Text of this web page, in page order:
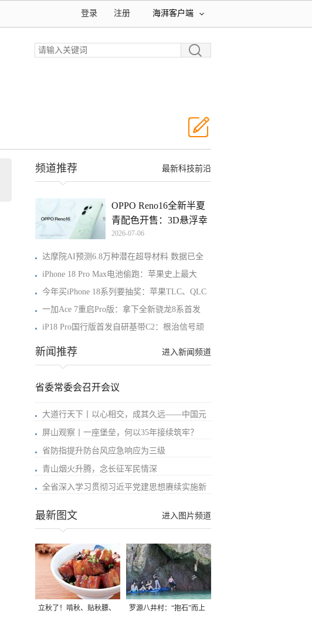
海湃客户端
注册
登录
最新科技前沿
频道推荐
OPPO Reno16全新半夏
青配色开售：3D悬浮幸
运
2026-07-06
达摩院AI预测6.8万种潜在超导材料 数据已全
iPhone 18 Pro Max电池偷跑：苹果史上最大
今年买iPhone 18系列要抽奖：苹果TLC、QLC
一加Ace 7重启Pro版：拿下全新骁龙8系首发
iP18 Pro国行版首发自研基带C2：根治信号顽
进入新闻频道
新闻推荐
省委常委会召开会议
大道行天下丨以心相交，成其久远——中国元
屏山观察丨一座堡垒，何以35年接续筑牢？
省防指提升防台风应急响应为三级
青山烟火升腾，念长征军民情深
全省深入学习贯彻习近平党建思想赓续实施新
进入图片频道
最新图文
立秋了！啃秋、贴秋膘、 罗源八井村：“抱石”而上